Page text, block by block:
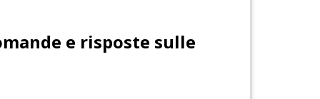
e risposte sulle